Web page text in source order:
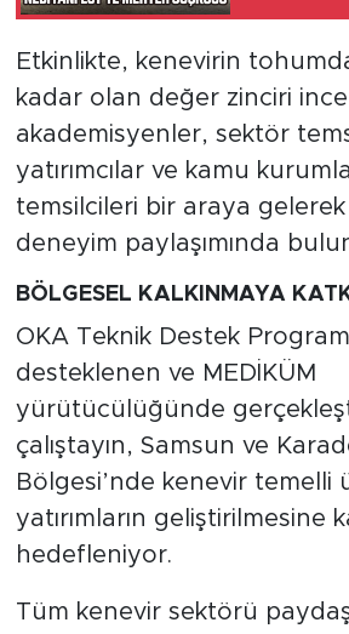
Etkinlikte, kenevirin
kadar olan değer zinciri
akademisyenler, sektör
yatırımcılar ve kamu
temsilcileri bir araya
deneyim paylaşımında
BÖLGESEL KALKINMAYA
OKA Teknik Destek
desteklenen ve MEDİKÜM
yürütücülüğünde
çalıştayın, Samsun ve
Bölgesi’nde kenevir temelli
yatırımların geliştirilmesine
hedefleniyor.
Tüm kenevir sektörü